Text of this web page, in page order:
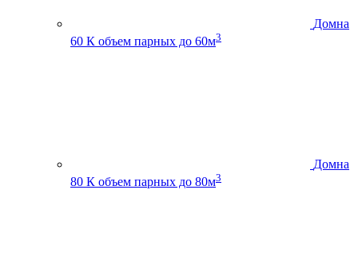
Домна
60 К объем парных до 60м3
Домна
80 К объем парных до 80м3